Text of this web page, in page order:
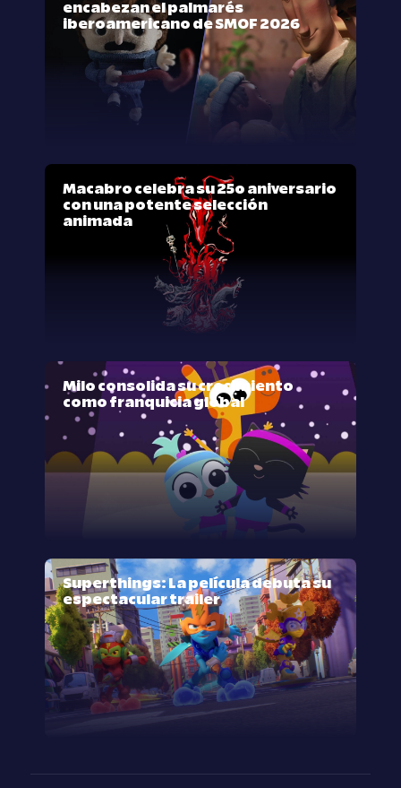
encabezan el palmarés
iberoamericano de SMOF 2026
Macabro celebra su 25º aniversario
con una potente selección
animada
Milo consolida su crecimiento
como franquicia global
Superthings: La película debuta su
espectacular trailer